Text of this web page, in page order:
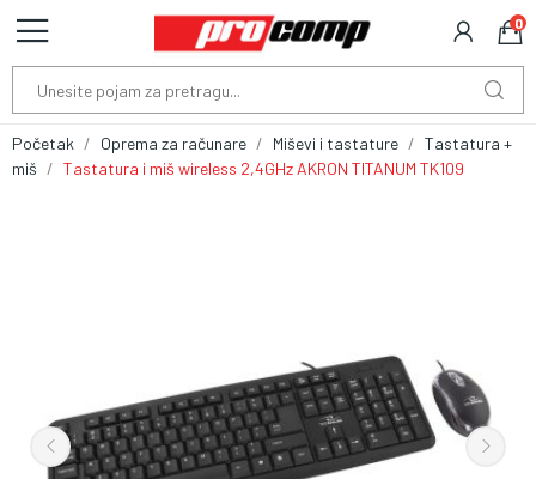
0
Početak Oprema za računare Miševi i tastature
Tastatura +
miš
Tastatura i miš wireless 2,4GHz AKRON TITANUM TK109